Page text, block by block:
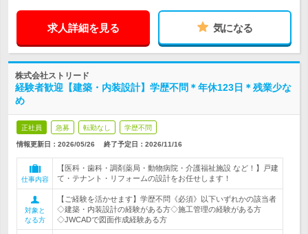
求人詳細を見る 気になる
株式会社ストリード
経験者歓迎【建築・内装設計】学歴不問＊年休123日＊残業少な
め
正社員 急募 転勤なし 学歴不問
情報更新日：2026/05/26 終了予定日： 2026/11/16
仕事内容
【医科・歯科・調剤薬局・動物病院・介護福祉施設 など！】戸建
て・テナント・リフォームの設計をお任せします！
対象と
なる方
【ご経験を活かせます】学歴不問《必須》以下いずれかの該当者
◇建築・内装設計の経験がある方◇施工管理の経験がある方
◇JWCADで図面作成経験ある方